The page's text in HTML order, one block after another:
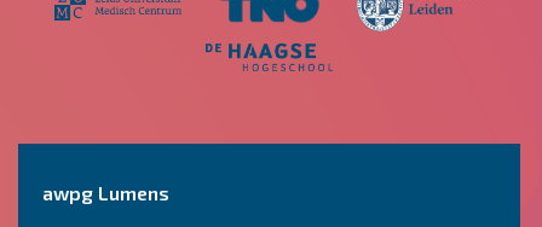
awpg Lumens